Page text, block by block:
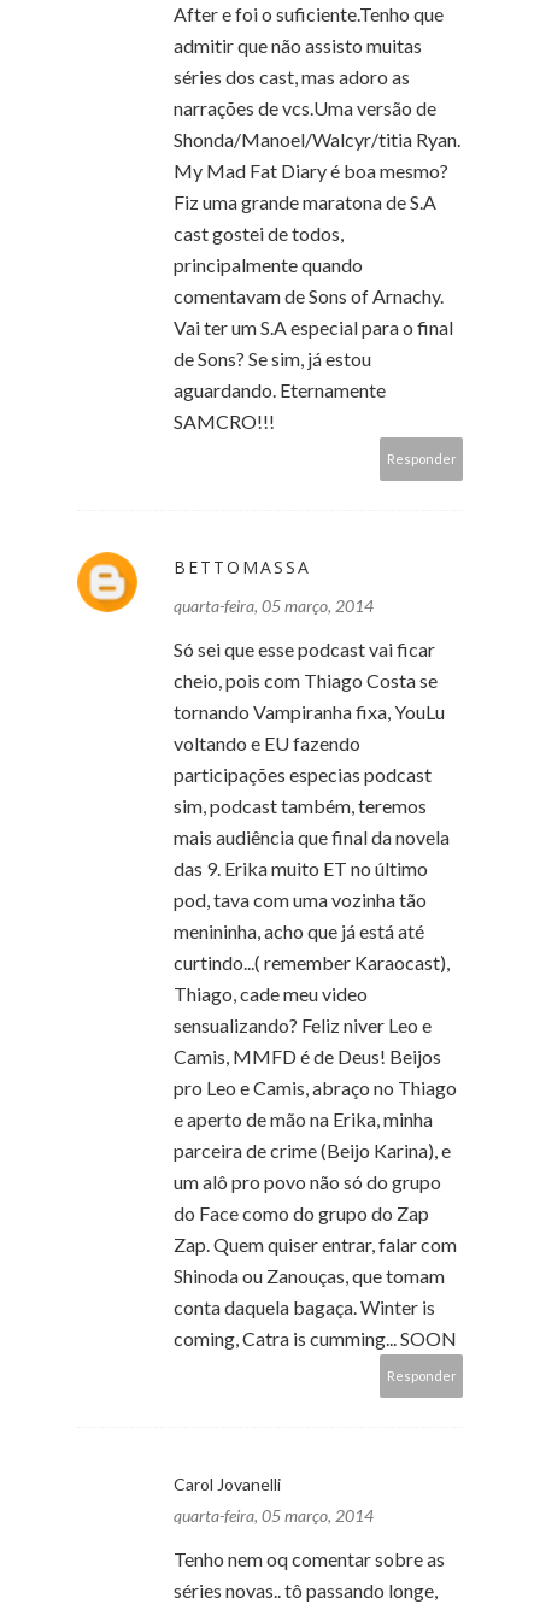
After e foi o suficiente.Tenho que
admitir que não assisto muitas
séries dos cast, mas adoro as
narrações de vcs.Uma versão de
Shonda/Manoel/Walcyr/titia Ryan.
My Mad Fat Diary é boa mesmo?
Fiz uma grande maratona de S.A
cast gostei de todos,
principalmente quando
comentavam de Sons of Arnachy.
Vai ter um S.A especial para o final
de Sons? Se sim, já estou
aguardando. Eternamente
SAMCRO!!!
Responder
BETTOMASSA
quarta-feira, 05 março, 2014
Só sei que esse podcast vai ficar
cheio, pois com Thiago Costa se
tornando Vampiranha fixa, YouLu
voltando e EU fazendo
participações especias podcast
sim, podcast também, teremos
mais audiência que final da novela
das 9. Erika muito ET no último
pod, tava com uma vozinha tão
menininha, acho que já está até
curtindo...( remember Karaocast),
Thiago, cade meu video
sensualizando? Feliz niver Leo e
Camis, MMFD é de Deus! Beijos
pro Leo e Camis, abraço no Thiago
e aperto de mão na Erika, minha
parceira de crime (Beijo Karina), e
um alô pro povo não só do grupo
do Face como do grupo do Zap
Zap. Quem quiser entrar, falar com
Shinoda ou Zanouças, que tomam
conta daquela bagaça. Winter is
coming, Catra is cumming... SOON
Responder
Carol Jovanelli
quarta-feira, 05 março, 2014
Tenho nem oq comentar sobre as
séries novas.. tô passando longe,